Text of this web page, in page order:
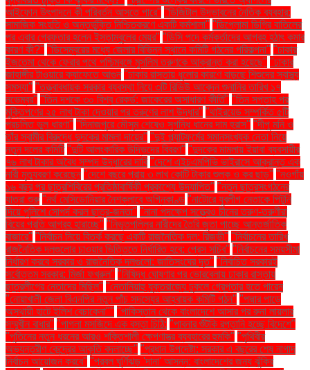
আইফোন উৎপাদনে কী পরিবর্তন আসতে পারে" "ডিজিটাল উদ্ভাবনের নৈতিক ব্যবহার:
সামাজিক সংহতি ও অন্তর্ভুক্তি নিশ্চিতকরণে একটি কর্মশালা" "ডিপ্লোমা ডিগ্রি বাতিলের
পর এবার গ্রেফতার হলেন ইস্তাম্বুলের মেয়র" "ডিসি পদে কর্মকর্তাদের আগ্রহ হঠাৎ কমার
কারণ কী?" "ডিসেম্বরের মধ্যে জেলার বিভিন্ন স্থানে কমিটি গঠনের পরিকল্পনা" "ঢাকার
ইজতেমা থেকে ফেরার পথে পশ্চিমবঙ্গে মুসলিম তরুণকে আক্রান্ত করা হয়েছে" "ঢাকার
জাহাঙ্গীর টাওয়ারে ক্যাফেতে আগুন "ঢাকার রাস্তায় ধুলোর কারণে বাড়ছে শিশুদের স্বাস্থ্য
সমস্যা" "তত্ত্বাবধায়ক সরকার ব্যবস্থা নিয়ে ৩টি রিভিউ আবেদন শুনানির তারিখ ১৭
নভেম্বর" "তিন দশকে ৩০ বিশ্ব রেকর্ড: জাকেরের অসাধারণ কীর্তি" "তিন সপ্তাহ পর
মুক্তিপণের ২৫ লাখ টাকা দেওয়ার পর তরুণের লাশ উদ্ধার" "থাইরয়েড সম্পর্কিত ৫টি
প্রচলিত ভুল ধারণা" "দিনাজপুরে মৌসুম শেষেও সুগন্ধি ধানের দাম হ্রাস" "দীপু মনি ও
তাঁর স্বামীর বিরুদ্ধে দুদকের মামলা দায়ের" "দুই প্ল্যাটফর্মের সমানসংখ্যক নেতা নিয়ে
নতুন দলের কমিটি "দুটি আলংকারিক উদ্ভিদের বিবরণ" "দুদকের মামলায় ইয়াবা ব্যবসায়ীর
৭৬ লাখ টাকার অবৈধ সম্পদ উদ্ধারের দাবি "দেশে এইচএমপিভি ভাইরাসে আক্রান্ত এক
নারী মৃত্যুবরণ করেছেন "দেশে বছরে প্রায় ৩ লাখ কোটি টাকার শুল্ক ও কর ছাড়" "নওগাঁয়
১৬ বছর পর ছাত্রশিবিরের প্রতিষ্ঠাবার্ষিকী প্রকাশ্যে উদযাপিত" "নতুন ছাত্রসংগঠনের
যাত্রা শুরু "নর্থ মেসিডোনিয়ার নৈশক্লাবে অগ্নিকাণ্ড "নাটোরে যুবলীগ নেতাকে পিটুনি
দিয়ে পুলিশে সোপর্দ করল ছাত্র-জনতা" "নানা পদক্ষেপ সত্ত্বেও চীনের তরুণ-তরুণীরা
বিয়ের প্রতি আগ্রহ হারাচ্ছে" "নিভৃতপল্লির নারীদের তৈরি জুতা পাচ্ছে আন্তর্জাতিক
বাজারে" "নির্বাচন নিয়ে বিতর্ক করছে একটি রাজনৈতিক দল: রিজভী" "নির্বাচনের তারিখ
রাজনৈতিক দলগুলোর চাওয়ার ভিত্তিতে নির্ধারিত হবে: প্রেস সচিব" "নির্বাচনের সময়সীমা
নির্ধারণ করবে সরকার ও রাজনৈতিক দলগুলো: জাতিসংঘের দূত" "নির্বাচিত সরকারই
সর্বোত্তম সরকার: মির্জা ফখরুল" "নিষিদ্ধ ঘোষণার পর ভোরবেলায় ঢাকার রাস্তায়
ছাত্রলীগের নেতাদের মিছিল" "নেতানিয়াহু যুক্তরাজ্যে ঢুকলে গ্রেপ্তার হতে পারেন
"নোয়াখালী জেলা বিএনপির নতুন পাঁচ সদস্যের আহ্বায়ক কমিটি গঠন" "পদ্মার পাড়ে
অস্থায়ী হাটে ইলিশ বেচাকেনা"'' "পাকিস্তান থেকে বাংলাদেশে আসার পর রুনা লায়লার
সম্মুখীন বাধার" "পাগলা মসজিদে এক বস্তা চিঠি: "পাবনার শুঁটকি রপ্তানি হচ্ছে বিদেশে"
"পুতিনের নতুন ধরনের আরও শক্তিশালী ক্ষেপণাস্ত্র ব্যবহারের হুমকি" "পৃথিবীর
অভ্যন্তরীণ কেন্দ্রের আকৃতি বদলাচ্ছে" "প্রধান উপদেষ্টা: সরকার এ বছরের শেষ নাগাদ
নির্বাচন আয়োজন করবে" "প্রবল ঘূর্ণিঝড় 'দানা' আসন্ন: বাংলাদেশের জন্য ঝুঁকির